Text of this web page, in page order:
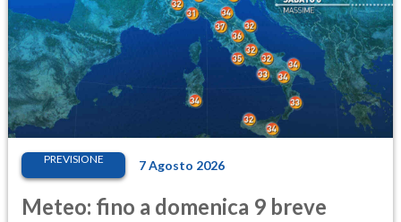
PREVISIONE 7 Agosto 2026
Meteo: fino a domenica 9 breve